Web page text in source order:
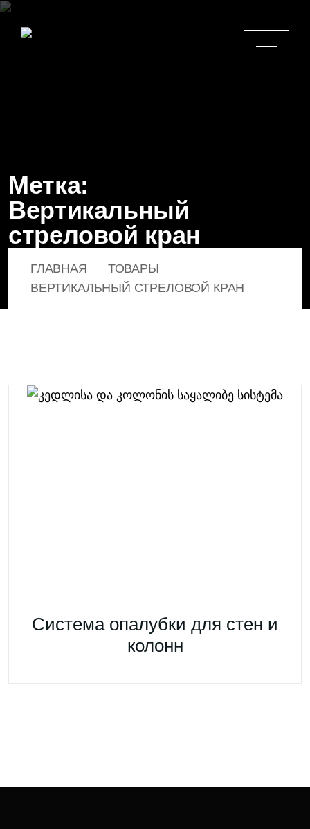
Метка:
Вертикальный
стреловой кран
ГЛАВНАЯ
ТОВАРЫ
ВЕРТИКАЛЬНЫЙ СТРЕЛОВОЙ КРАН
Система опалубки для стен и
колонн